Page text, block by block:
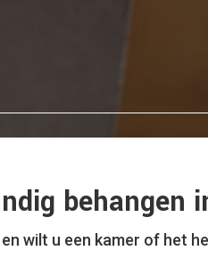
behangen
wilt u een kamer of het